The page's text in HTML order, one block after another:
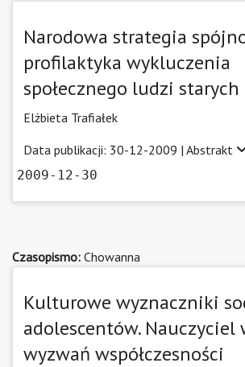
Narodowa strategia
profilaktyka wykluczenia
społecznego ludzi starych
Elżbieta Trafiałek
Data publikacji: 30-12-2009 | Abstrakt
2009-12-30
Czasopismo: Chowanna
Kulturowe wyznaczniki
adolescentów. Nauczyciel
wyzwań współczesności